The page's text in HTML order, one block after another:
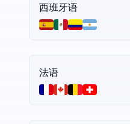
西班牙语
法语